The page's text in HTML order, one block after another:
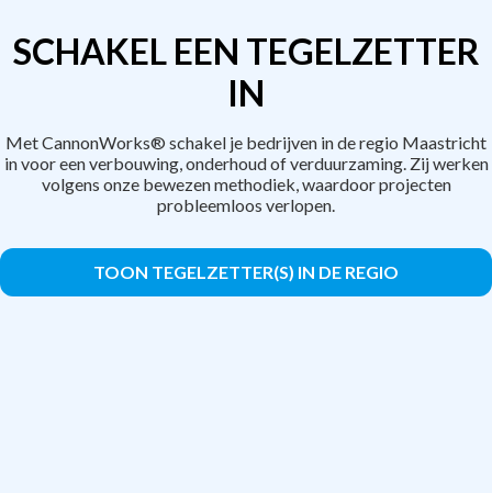
SCHAKEL EEN TEGELZETTER
IN
Met CannonWorks® schakel je bedrijven in de regio Maastricht
in voor een verbouwing, onderhoud of verduurzaming. Zij werken
volgens onze bewezen methodiek, waardoor projecten
probleemloos verlopen.
TOON TEGELZETTER(S) IN DE REGIO